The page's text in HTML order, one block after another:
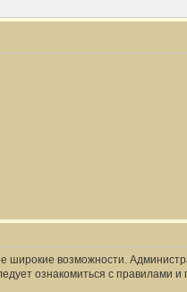
широкие возможности.
ознакомиться с правилами